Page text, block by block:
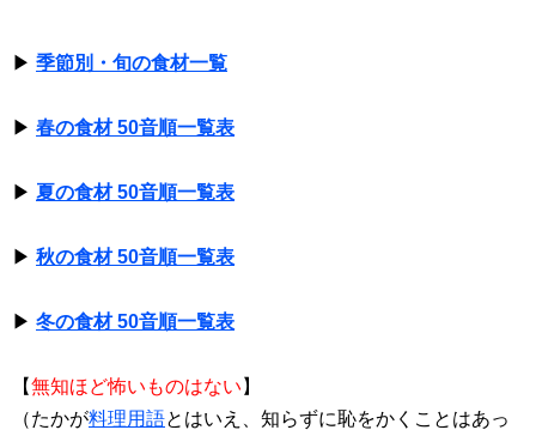
▶ 季節別・旬の食材一覧
▶ 春の食材 50音順一覧表
▶ 夏の食材 50音順一覧表
▶ 秋の食材 50音順一覧表
▶ 冬の食材 50音順一覧表
【無知ほど怖いものはない 】
（たかが料理用語とはいえ、知らずに恥をかくことはあっ